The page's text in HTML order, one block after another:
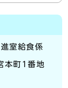
室給食係
本町1番地